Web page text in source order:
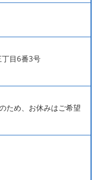
丁目6番3号
ため、お休みはご希望